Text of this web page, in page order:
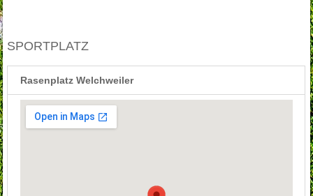
SPORTPLATZ
Rasenplatz Welchweiler